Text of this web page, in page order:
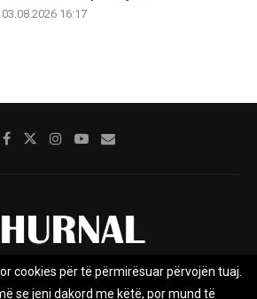
03.08.2026 16:17
Impresumi Marketing
cookies për të përmirësuar përvojën tuaj.
se jeni dakord me këtë, por mund të